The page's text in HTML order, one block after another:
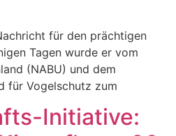
für den prächtigen
Tagen wurde er vom
(NABU) und dem
für Vogelschutz zum
Initiative: